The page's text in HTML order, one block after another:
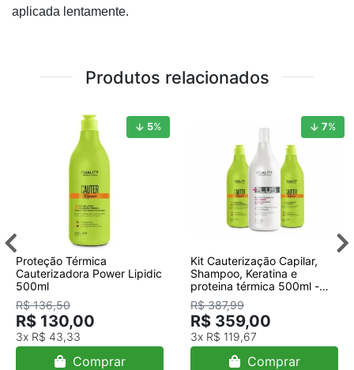
aplicada lentamente.
Produtos relacionados
5%
Proteção Térmica
Cauterizadora Power Lipidic
500ml
R$ 136,50
R$ 130,00
3x R$ 43,33
Comprar
7%
Kit Cauterização Capilar,
Shampoo, Keratina e
proteina térmica 500ml -
Quality
R$ 387,99
R$ 359,00
3x R$ 119,67
Comprar